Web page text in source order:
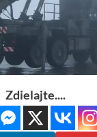
Zdielajte....